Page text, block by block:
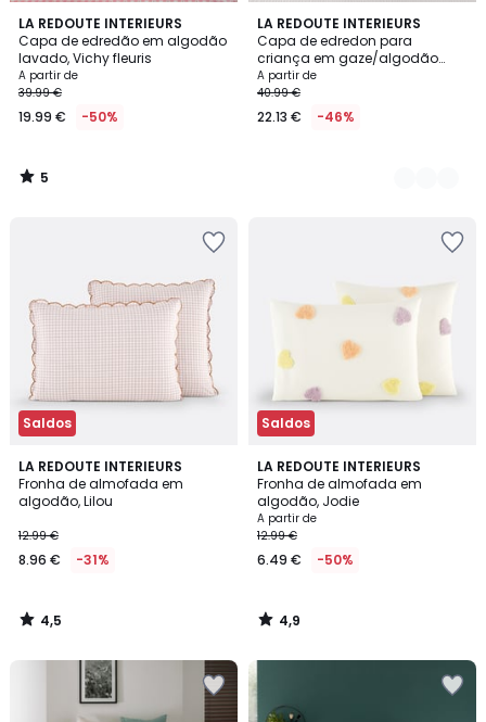
LA REDOUTE INTERIEURS
Capa de edredão em algodão
lavado, Vichy fleuris
A partir de
39.99 €
19.99 € -50%
5
/
5
5
/
LA REDOUTE INTERIEURS
Capa de edredon para
criança em gaze/algodão
lavado, Kumco
A partir de
40.99 €
22.13 € -46%
10
Cores
Saldos
LA REDOUTE INTERIEURS
Fronha de almofada em
algodão, Lilou
12.99 €
8.96 € -31%
4,5
/ 5
4,5
/
Saldos
LA REDOUTE INTERIEURS
Fronha de almofada em
algodão, Jodie
A partir de
12.99 €
6.49 € -50%
4,9
/ 5
4,9
/